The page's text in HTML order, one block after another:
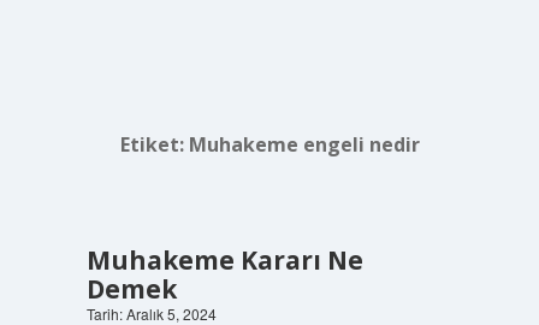
Etiket: Muhakeme engeli nedir
Muhakeme Kararı Ne
Demek
Tarih: Aralık 5, 2024